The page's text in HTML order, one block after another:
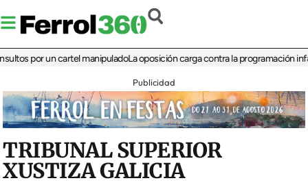
por un cartel manipuladoLa oposición carga contra la programación infantil
Publicidad
TRIBUNAL SUPERIOR
XUSTIZA GALICIA